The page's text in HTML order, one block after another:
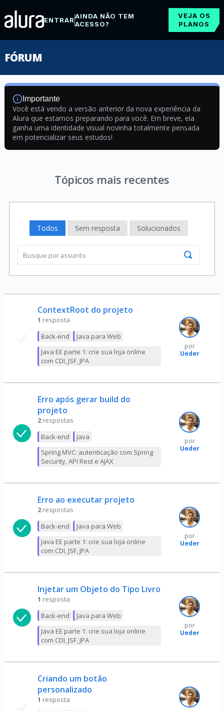
ENTRARAINDA NÃO TEM
ACESSO?
VEJA OS
PLANOS
FÓRUM
Importante
Você está vendo a versão anterior da nova experiência da
Alura que estamos preparando para você. Em breve, ela
ganha uma identidade visual novinha totalmente pensada
em potencializar seus estudos!
Tópicos mais recentes
Todos Sem resposta Solucionados
ContextRoot do projeto
1 resposta
Back-end
Java para Web
Java EE parte 1: crie sua loja online
com CDI, JSF, JPA
por
Ueder
Erro após gerar build do
projeto
2 respostas
Back-end
Java
Spring MVC: autenticação com Spring
Security, API Rest e AJAX
por
Ueder
Erro ao executar projeto
2 respostas
Back-end
Java para Web
Java EE parte 1: crie sua loja online
com CDI, JSF, JPA
por
Ueder
Injetar um Objeto do Tipo Livro
1 resposta
Back-end
Java para Web
Java EE parte 1: crie sua loja online
com CDI, JSF, JPA
por
Ueder
Criando um botão
personalizado
1 resposta